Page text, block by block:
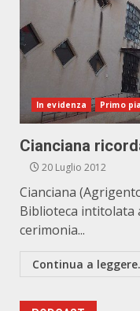
In evidenza Primo
Cianciana
20 Luglio 2012
Cianciana
Biblioteca intitolata
cerimonia...
Continua a